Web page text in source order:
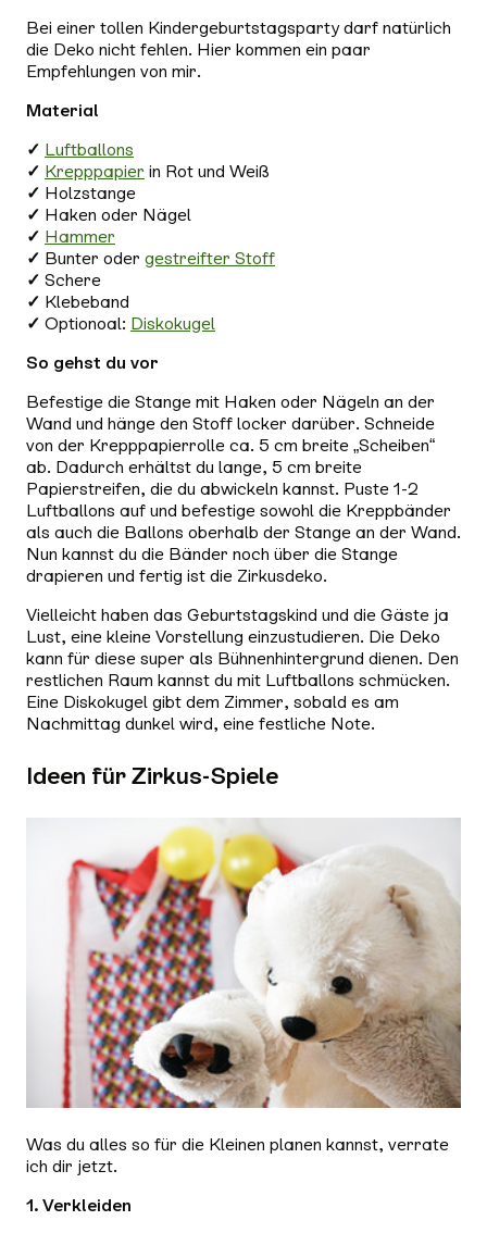
Bei einer tollen Kindergeburtstagsparty darf natürlich
die Deko nicht fehlen. Hier kommen ein paar
Empfehlungen von mir.
Material
✓ Luftballons
✓ Krepppapier in Rot und Weiß
✓ Holzstange
✓ Haken oder Nägel
✓ Hammer
✓ Bunter oder gestreifter Stoff
✓ Schere
✓ Klebeband
✓ Optionoal: Diskokugel
So gehst du vor
Befestige die Stange mit Haken oder Nägeln an der
Wand und hänge den Stoff locker darüber. Schneide
von der Krepppapierrolle ca. 5 cm breite „Scheiben“
ab. Dadurch erhältst du lange, 5 cm breite
Papierstreifen, die du abwickeln kannst. Puste 1-2
Luftballons auf und befestige sowohl die Kreppbänder
als auch die Ballons oberhalb der Stange an der Wand.
Nun kannst du die Bänder noch über die Stange
drapieren und fertig ist die Zirkusdeko.
Vielleicht haben das Geburtstagskind und die Gäste ja
Lust, eine kleine Vorstellung einzustudieren. Die Deko
kann für diese super als Bühnenhintergrund dienen. Den
restlichen Raum kannst du mit Luftballons schmücken.
Eine Diskokugel gibt dem Zimmer, sobald es am
Nachmittag dunkel wird, eine festliche Note.
Ideen für Zirkus-Spiele
Was du alles so für die Kleinen planen kannst, verrate
ich dir jetzt.
1. Verkleiden